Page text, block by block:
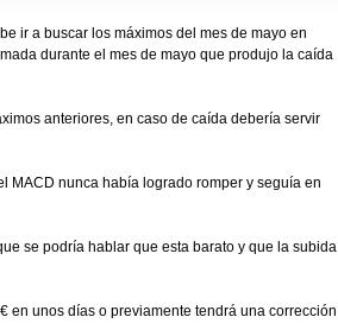
ir a buscar los máximos del mes de mayo en
durante el mes de mayo que produjo la caída
anteriores, en caso de caída debería servir
MACD nunca había logrado romper y seguía en
se podría hablar que esta barato y que la subida
en unos días o previamente tendrá una corrección